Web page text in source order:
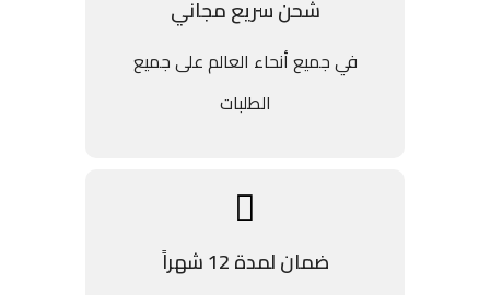
شحن سريع مجاني
في جميع أنحاء العالم على جميع
الطلبات
ضمان لمدة 12 شهراً